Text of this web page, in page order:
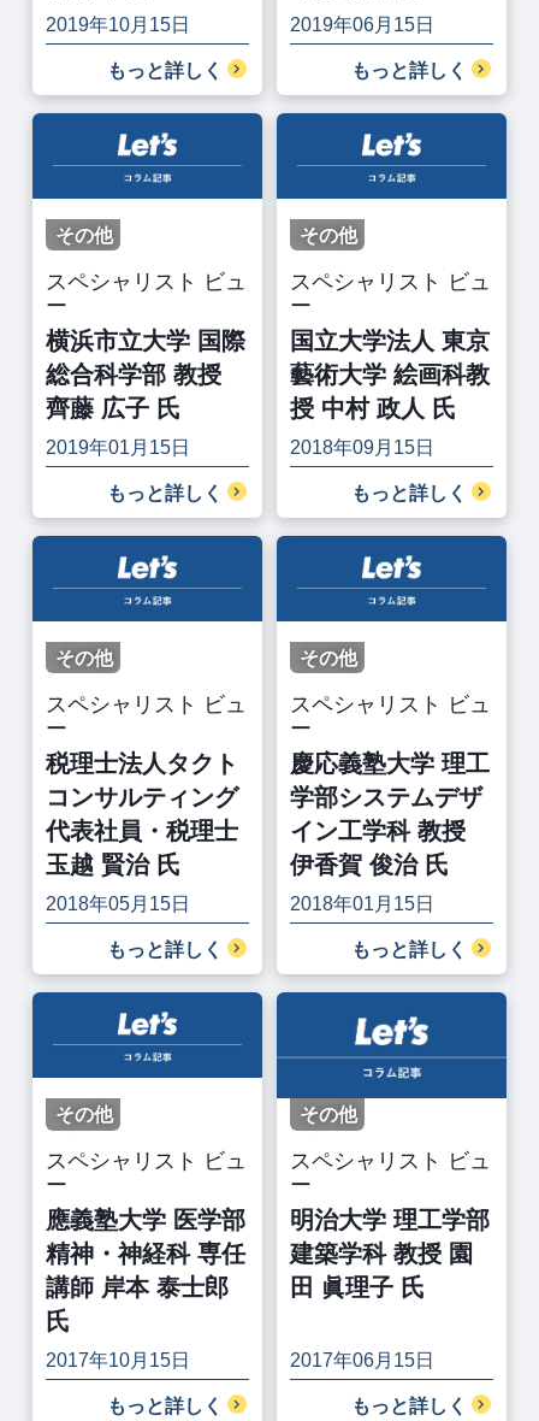
2019年10月15日
もっと詳しく
2019年06月15日
もっと詳しく
その他
スペシャリスト ビュ
ー
横浜市立大学 国際
総合科学部 教授
齊藤 広子 氏
2019年01月15日
もっと詳しく
その他
スペシャリスト ビュ
ー
国立大学法人 東京
藝術大学 絵画科教
授 中村 政人 氏
2018年09月15日
もっと詳しく
その他
スペシャリスト ビュ
ー
税理士法人タクト
コンサルティング
代表社員・税理士
玉越 賢治 氏
2018年05月15日
もっと詳しく
その他
スペシャリスト ビュ
ー
慶応義塾大学 理工
学部システムデザ
イン工学科 教授
伊香賀 俊治 氏
2018年01月15日
もっと詳しく
その他
スペシャリスト ビュ
ー
應義塾大学 医学部
精神・神経科 専任
講師 岸本 泰士郎
氏
2017年10月15日
もっと詳しく
その他
スペシャリスト ビュ
ー
明治大学 理工学部
建築学科 教授 園
田 眞理子 氏
2017年06月15日
もっと詳しく